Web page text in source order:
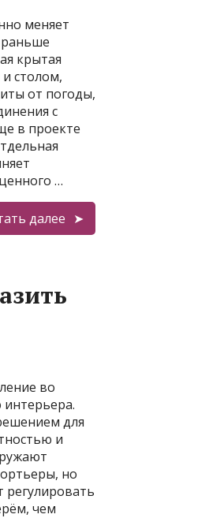
меняет
крытая
столом,
от погоды,
с
в проекте
…
далее
во
интерьера.
для
и
но
чем